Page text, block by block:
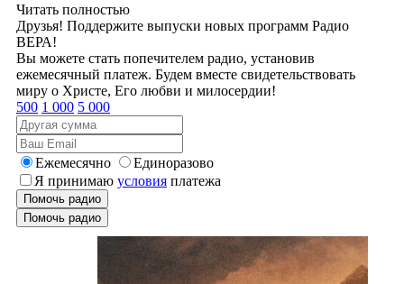
Читать полностью
Друзья! Поддержите выпуски новых программ Радио
ВЕРА!
Вы можете стать попечителем радио, установив
ежемесячный платеж. Будем вместе свидетельствовать
миру о Христе, Его любви и милосердии!
500 1 000 5 000
Ежемесячно
Единоразово
Я принимаю условия платежа
Помочь радио
Помочь радио